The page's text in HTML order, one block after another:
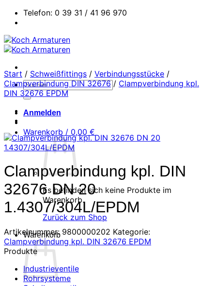
Zum
Inhalt
Telefon: 0 39 31 / 41 96 970
Suchen
nach:
Anmelden
Warenkorb / 0,00 €
Es befinden sich keine Produkte im
Warenkorb.
Zurück zum Shop
Warenkorb
Start / Schweißfittings / Verbindungsstücke /
Clampverbindung DIN 32676 / Clampverbindung kpl.
DIN 32676 EPDM
Clampverbindung kpl. DIN
32676 DN 20
1.4307/304L/EPDM
Artikelnummer: 9800000202 Kategorie:
Clampverbindung kpl. DIN 32676 EPDM
Produkte
Industrieventile
Rohrsysteme